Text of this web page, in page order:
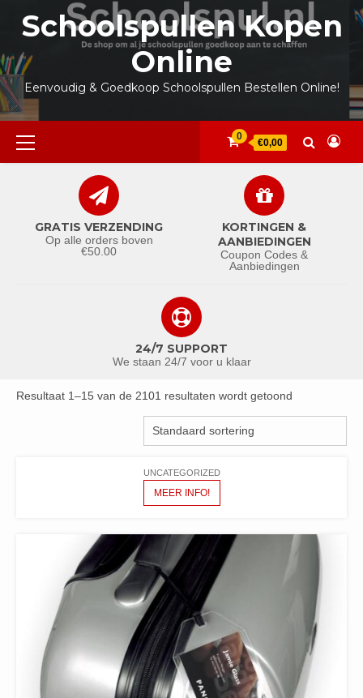
inhoud
Schoolspullen Kopen
Online
Eenvoudig & Goedkoop Schoolspullen Bestellen Online!
Primair
menu
0
€0,00
GRATIS VERZENDING
Op alle orders boven
€50.00
KORTINGEN &
AANBIEDINGEN
Coupon Codes &
Aanbiedingen
24/7 SUPPORT
We staan 24/7 voor u klaar
Resultaat 1–15 van de 2101 resultaten wordt getoond
UNCATEGORIZED
MEER INFO!